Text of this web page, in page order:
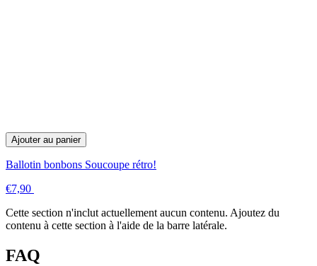
Ajouter au panier
Ballotin bonbons Soucoupe rétro!
€7,90
Cette section n'inclut actuellement aucun contenu. Ajoutez du
contenu à cette section à l'aide de la barre latérale.
FAQ